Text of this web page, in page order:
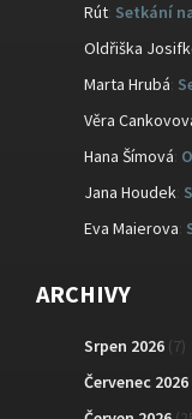
Rút Setkání
Oldřiška
Marta Hrubá
Věra
Hana Šímová:
Jana Houdek:
Eva Maierova:
ARCHIVY
Srpen 2026 (7)
Červenec 2026